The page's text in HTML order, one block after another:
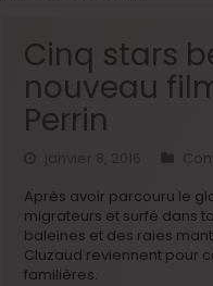
Cinq stars
nouveau
Perrin
Après avoir parcouru le
migrateurs et surfé dans
baleines et des raies
Cluzaud reviennent pour
familières.